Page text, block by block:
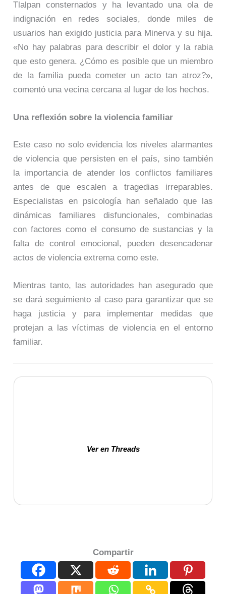
Tlalpan consternados y ha levantado una ola de
indignación en redes sociales, donde miles de
usuarios han exigido justicia para Minerva y su hija.
«No hay palabras para describir el dolor y la rabia
que esto genera. ¿Cómo es posible que un miembro
de la familia pueda cometer un acto tan atroz?»,
comentó una vecina cercana al lugar de los hechos.
Una reflexión sobre la violencia familiar
Este caso no solo evidencia los niveles alarmantes
de violencia que persisten en el país, sino también
la importancia de atender los conflictos familiares
antes de que escalen a tragedias irreparables.
Especialistas en psicología han señalado que las
dinámicas familiares disfuncionales, combinadas
con factores como el consumo de sustancias y la
falta de control emocional, pueden desencadenar
actos de violencia extrema como este.
Mientras tanto, las autoridades han asegurado que
se dará seguimiento al caso para garantizar que se
haga justicia y para implementar medidas que
protejan a las víctimas de violencia en el entorno
familiar.
Ver en Threads
Compartir